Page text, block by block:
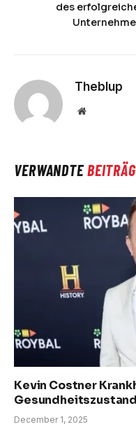
des
Theblup
Website
VERWANDTE
Kevin Costner
December 1, 2025